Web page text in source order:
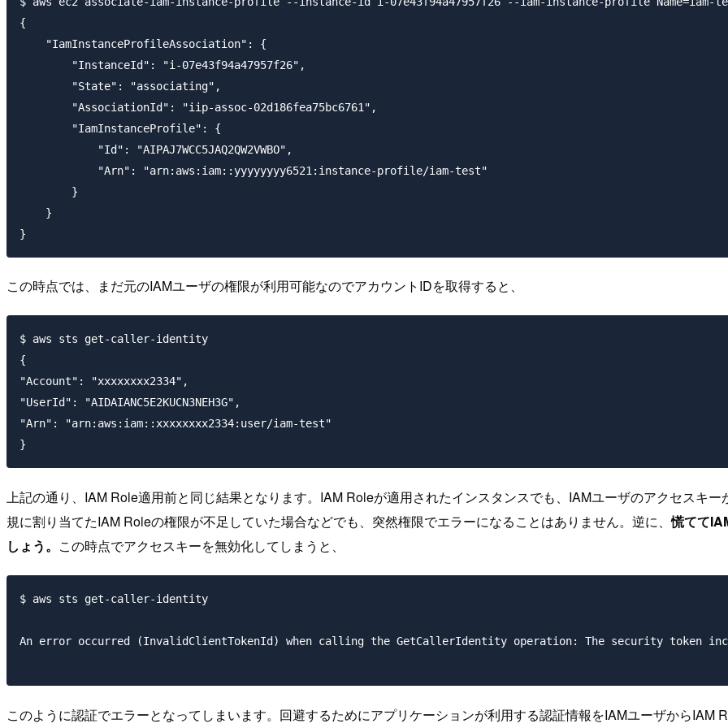
{
    "IamInstanceProfileAssociation": {
        "InstanceId": "i-07e43f94a47957f26",
        "State": "associating",
        "AssociationId": "iip-assoc-02d186fea75bc6761",
        "IamInstanceProfile": {
            "Id": "AIPAJ7WCC5JAQ2QW2VWBO",
            "Arn": "arn:aws:iam::yyyyyyyy6521:instance-profile/iam-test"
        }
    }
この時点では、まだ元のIAMユーザの権限が利用可能なのでアカウントIDを取得すると、
$ aws sts get-caller-identity
{
"Account": "xxxxxxxx2334",
"UserId": "AIDAIANC5E2KUCN3NEH3G",
"Arn": "arn:aws:iam::xxxxxxxx2334:user/iam-test"
上記の通り、IAM Role適用前と同じ結果となります。IAM Roleが適用されたインスタンスでも、IAMユーザのアクセスキ
規に割り当てたIAM Roleの権限が不足していた場合などでも、突然権限でエラーになることはありません。逆に、慌てて
しょう。 この時点でアクセスキーを無効化してしまうと、
$ aws sts get-caller-identity
An error occurred (InvalidClientTokenId) when calling the GetCallerIdentity operation: The security token
このように認証でエラーとなってしまいます。回避するためにアプリケーションが利用する認証情報をIAMユーザからIAM